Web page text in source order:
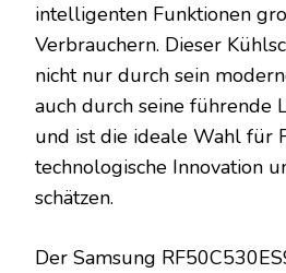
intelligenten Funktionen
Verbrauchern. Dieser
nicht nur durch sein
auch durch seine führende
und ist die ideale Wahl für
technologische Innovation
schätzen.
Der Samsung